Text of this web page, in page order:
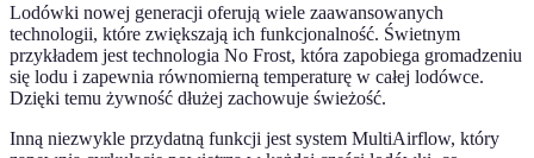
Lodówki nowej generacji oferują wiele zaawansowanych
technologii, które zwiększają ich funkcjonalność. Świetnym
przykładem jest technologia No Frost, która zapobiega gromadzeniu
się lodu i zapewnia równomierną temperaturę w całej lodówce.
Dzięki temu żywność dłużej zachowuje świeżość.
Inną niezwykle przydatną funkcji jest system MultiAirflow, który